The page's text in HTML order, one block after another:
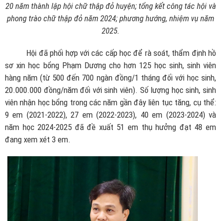
20 năm thành lập hội chữ thập đỏ huyện; tổng kết công tác hội và
phong trào chữ thập đỏ năm 2024; phương hướng, nhiệm vụ năm
2025.
Hội đã phối hợp với các cấp học để rà soát, thẩm định hồ
sơ xin học bổng Phạm Dương cho hơn 125 học sinh, sinh viên
hàng năm (từ 500 đến 700 ngàn đồng/1 tháng đối với học sinh,
20.000.000 đồng/năm đối với sinh viên). Số lượng học sinh, sinh
viên nhận học bổng trong các năm gần đây liên tục tăng, cụ thể:
9 em (2021-2022), 27 em (2022-2023), 40 em (2023-2024) và
năm học 2024-2025 đã đề xuất 51 em thụ hưởng đạt 48 em
đang xem xét 3 em.